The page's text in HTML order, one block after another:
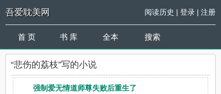
吾爱耽美网 阅读历史 | 登录| 注册
首 页 书 库 全本 搜索
“悲伤的荔枝”写的小说
强制爱无情道师尊失败后重生了